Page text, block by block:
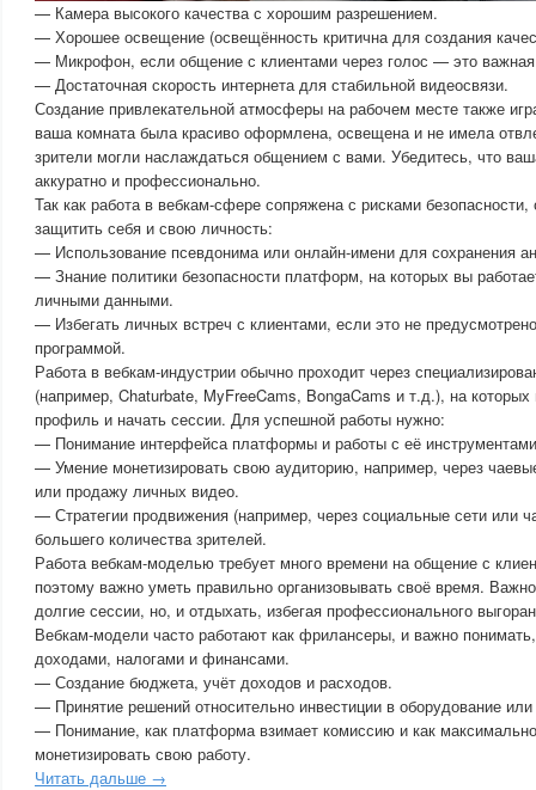
— Камера высокого качества с хорошим разрешением.
— Хорошее освещение (освещённость критична для создания
— Микрофон, если общение с клиентами через голос — это важная
— Достаточная скорость интернета для стабильной видеосвязи.
Создание привлекательной атмосферы на рабочем месте также
ваша комната была красиво оформлена, освещена и не имела
зрители могли наслаждаться общением с вами. Убедитесь, что
аккуратно и профессионально.
Так как работа в вебкам-сфере сопряжена с рисками
защитить себя и свою личность:
— Использование псевдонима или онлайн-имени для сохранения
— Знание политики безопасности платформ, на которых вы
личными данными.
— Избегать личных встреч с клиентами, если это не
программой.
Работа в вебкам-индустрии обычно проходит через
(например, Chaturbate, MyFreeCams, BongaCams и т.д.), на
профиль и начать сессии. Для успешной работы нужно:
— Понимание интерфейса платформы и работы с её
— Умение монетизировать свою аудиторию, например, через
или продажу личных видео.
— Стратегии продвижения (например, через социальные сети или
большего количества зрителей.
Работа вебкам-моделью требует много времени на общение с
поэтому важно уметь правильно организовывать своё время.
долгие сессии, но, и отдыхать, избегая профессионального
Вебкам-модели часто работают как фрилансеры, и важно
доходами, налогами и финансами.
— Создание бюджета, учёт доходов и расходов.
— Принятие решений относительно инвестиции в оборудование или
— Понимание, как платформа взимает комиссию и как
монетизировать свою работу.
Читать дальше →